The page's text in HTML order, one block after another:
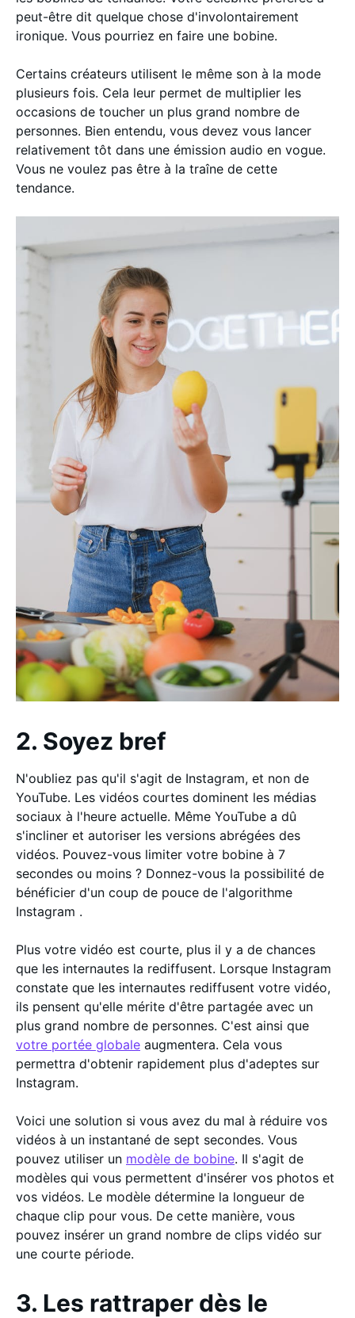
peut-être dit quelque chose d'involontairement
ironique. Vous pourriez en faire une bobine.
Certains créateurs utilisent le même son à la mode
plusieurs fois. Cela leur permet de multiplier les
occasions de toucher un plus grand nombre de
personnes. Bien entendu, vous devez vous lancer
relativement tôt dans une émission audio en vogue.
Vous ne voulez pas être à la traîne de cette
tendance.
2. Soyez bref
N'oubliez pas qu'il s'agit de Instagram, et non de
YouTube. Les vidéos courtes dominent les médias
sociaux à l'heure actuelle. Même YouTube a dû
s'incliner et autoriser les versions abrégées des
vidéos. Pouvez-vous limiter votre bobine à 7
secondes ou moins ? Donnez-vous la possibilité de
bénéficier d'un coup de pouce de l'algorithme
Instagram .
Plus votre vidéo est courte, plus il y a de chances
que les internautes la rediffusent. Lorsque Instagram
constate que les internautes rediffusent votre vidéo,
ils pensent qu'elle mérite d'être partagée avec un
plus grand nombre de personnes. C'est ainsi que
votre portée globale augmentera. Cela vous
permettra d'obtenir rapidement plus d'adeptes sur
Instagram.
Voici une solution si vous avez du mal à réduire vos
vidéos à un instantané de sept secondes. Vous
pouvez utiliser un modèle de bobine. Il s'agit de
modèles qui vous permettent d'insérer vos photos et
vos vidéos. Le modèle détermine la longueur de
chaque clip pour vous. De cette manière, vous
pouvez insérer un grand nombre de clips vidéo sur
une courte période.
3. Les rattraper dès le